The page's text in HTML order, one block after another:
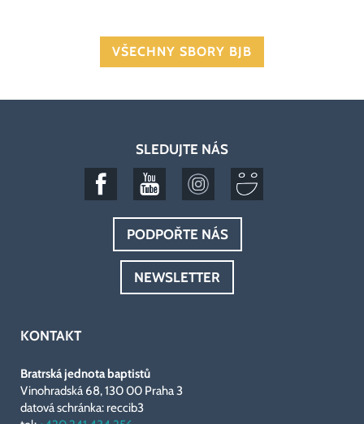
VŠECHNY SBORY BJB
SLEDUJTE NÁS
PODPOŘTE NÁS
NEWSLETTER
KONTAKT
Bratrská jednota baptistů
Vinohradská 68, 130 00 Praha 3
datová schránka: reccib3